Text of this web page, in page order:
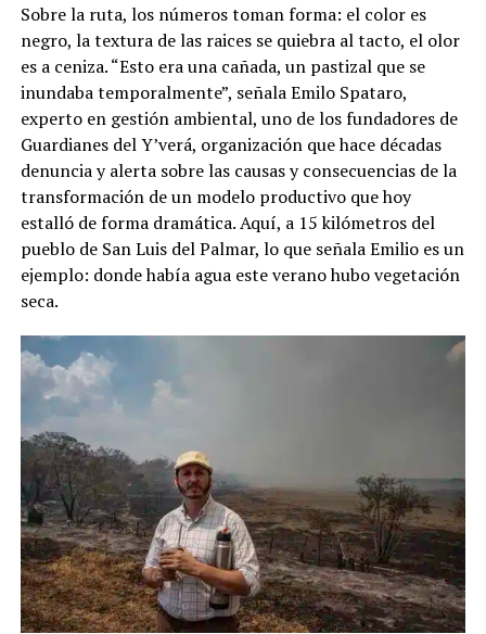
Sobre la ruta, los números toman forma: el color es
negro, la textura de las raices se quiebra al tacto, el olor
es a ceniza. “Esto era una cañada, un pastizal que se
inundaba temporalmente”, señala Emilo Spataro,
experto en gestión ambiental, uno de los fundadores de
Guardianes del Y’verá, organización que hace décadas
denuncia y alerta sobre las causas y consecuencias de la
transformación de un modelo productivo que hoy
estalló de forma dramática. Aquí, a 15 kilómetros del
pueblo de San Luis del Palmar, lo que señala Emilio es un
ejemplo: donde había agua este verano hubo vegetación
seca.